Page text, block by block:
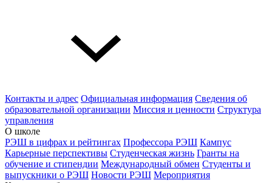
Контакты и адрес Официальная информация Сведения об
образовательной организации Миссия и ценности Структура
управления
О школе
РЭШ в цифрах и рейтингах Профессора РЭШ Кампус
Карьерные перспективы Студенческая жизнь Гранты на
обучение и стипендии Международный обмен Студенты и
выпускники о РЭШ Новости РЭШ Мероприятия